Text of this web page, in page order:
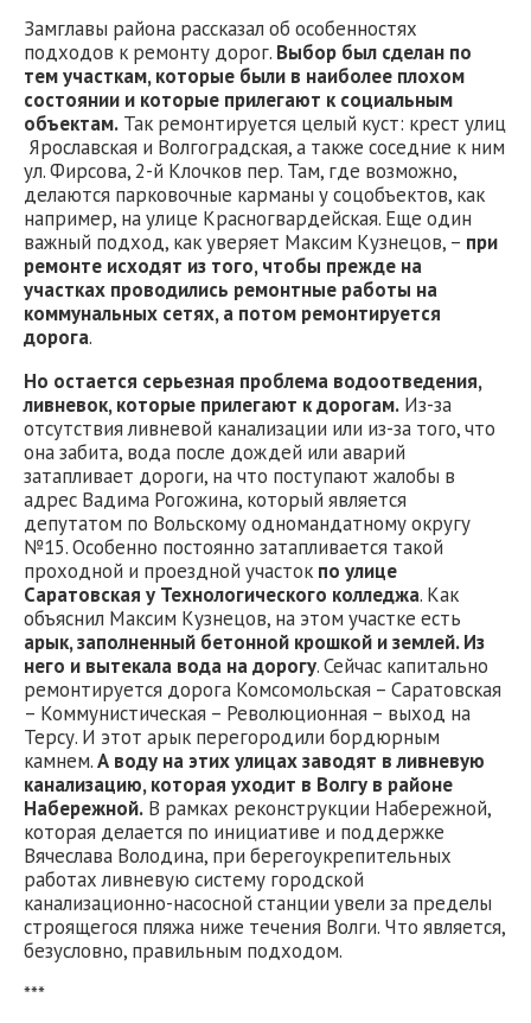
Замглавы района рассказал об особенностях
подходов к ремонту дорог. Выбор был сделан по
тем участкам, которые были в наиболее плохом
состоянии и которые прилегают к социальным
объектам. Так ремонтируется целый куст: крест улиц
Ярославская и Волгоградская, а также соседние к ним
ул. Фирсова, 2-й Клочков пер. Там, где возможно,
делаются парковочные карманы у соцобъектов, как
например, на улице Красногвардейская. Еще один
важный подход, как уверяет Максим Кузнецов, – при
ремонте исходят из того, чтобы прежде на
участках проводились ремонтные работы на
коммунальных сетях, а потом ремонтируется
дорога.
Но остается серьезная проблема водоотведения,
ливневок, которые прилегают к дорогам. Из-за
отсутствия ливневой канализации или из-за того, что
она забита, вода после дождей или аварий
затапливает дороги, на что поступают жалобы в
адрес Вадима Рогожина, который является
депутатом по Вольскому одномандатному округу
№15. Особенно постоянно затапливается такой
проходной и проездной участок по улице
Саратовская у Технологического колледжа. Как
объяснил Максим Кузнецов, на этом участке есть
арык, заполненный бетонной крошкой и землей. Из
него и вытекала вода на дорогу. Сейчас капитально
ремонтируется дорога Комсомольская – Саратовская
– Коммунистическая – Революционная – выход на
Терсу. И этот арык перегородили бордюрным
камнем.А воду на этих улицах заводят в ливневую
канализацию, которая уходит в Волгу в районе
Набережной. В рамках реконструкции Набережной,
которая делается по инициативе и поддержке
Вячеслава Володина, при берегоукрепительных
работах ливневую систему городской
канализационно-насосной станции увели за пределы
строящегося пляжа ниже течения Волги. Что является,
безусловно, правильным подходом.
***